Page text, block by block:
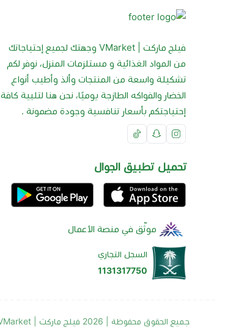
فيلج ماركت | VMarket وجهتك لجميع إحتياجاتك
من المواد الغذائية و مستلزمات المنزل، نوفر لكم
تشكيلة واسعة من المنتجات وألذ وأطيب أنواع
الخضار والفواكه الطازجة يوميًا، نحن هنا لتلبية كافة
إحتياجتكم بأسعار تنافسية وجودة مضمونة .
تحميل تطبيق الجوال
موثّق في منصة الأعمال
السجل التجاري
1131317750
جميع الحقوق محفوظة | 2026 فيلج ماركت | VMarket